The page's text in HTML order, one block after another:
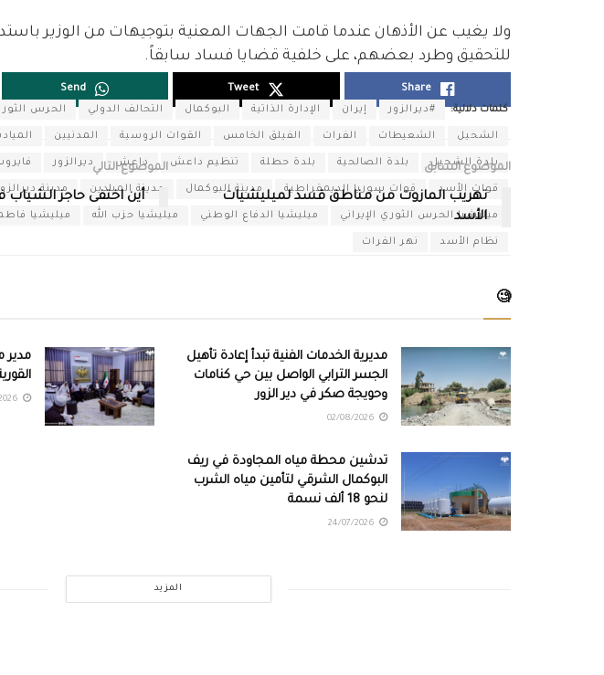
ولا يغيب عن الأذهان عندما قامت الجهات المعنية بتوجيهات من الوزير
للتحقيق وطرد بعضهم، على خلفية قضايا فساد سابقاً.
كلمات دلالية: #ديرالزور إيران الإدارة الذاتية البوكمال التحالف الدولي الحرس
الشحيل الشعيطات الفرات الفيلق الخامس القوات الروسية المدنيين
بلدة الشحيل بلدة الصالحية بلدة حطلة تنظيم داعش داعش ديرالزور
قوات الأسد قوات سوريا الديمقراطية مدينة البوكمال مدينة الميادين مدينة
ميليشيا الحرس الثوري الإيراني ميليشيا الدفاع الوطني ميليشيا حزب الله ميليشيا
نظام الأسد نهر الفرات
Share
Tweet
Send
الموضوع السابق
تهريب المازوت من مناطق قسد لميليشيات
الأسد
الموضوع التالي
أين اختفى حاجز الشياب
🧐
مديرية الخدمات الفنية تبدأ إعادة تأهيل
الجسر الترابي الواصل بين حي كنامات
وحويجة صكر في دير الزور
مدير
تدشين محطة مياه المجاودة في ريف
البوكمال الشرقي لتأمين مياه الشرب
لنحو 18 ألف نسمة
المزيد